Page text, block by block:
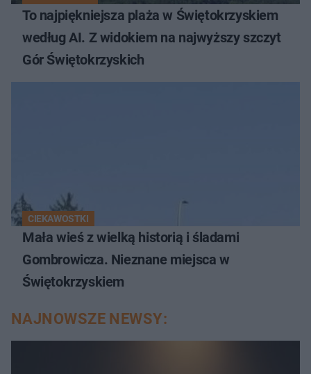
To najpiękniejsza plaża w Świętokrzyskiem
według AI. Z widokiem na najwyższy szczyt
Gór Świętokrzyskich
CIEKAWOSTKI
Mała wieś z wielką historią i śladami
Gombrowicza. Nieznane miejsca w
Świętokrzyskiem
NAJNOWSZE NEWSY: